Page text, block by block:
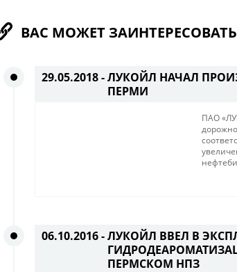
ВАС МОЖЕТ ЗАИНТЕРЕСОВАТЬ
29.05.2018 -ЛУКОЙЛ НАЧАЛ
ПЕРМИ
ПАО
06.10.2016 -ЛУКОЙЛ ВВЕЛ В
ПЕРМСКОМ НПЗ